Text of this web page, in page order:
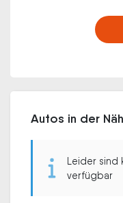
Autos in der
Leider sind
verfügbar